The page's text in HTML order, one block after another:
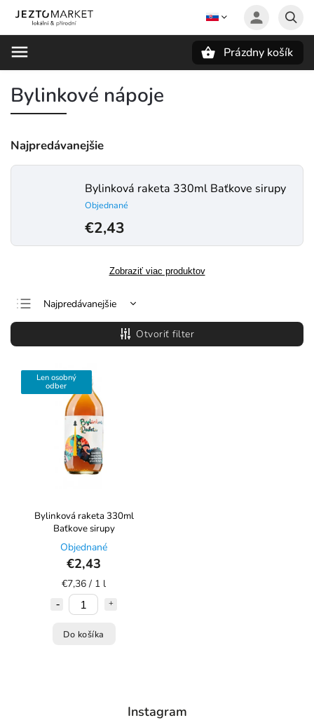
Prázdny košík
Bylinkové nápoje
Najpredávanejšie
Bylinková raketa 330ml Baťkove sirupy
Objednané
€2,43
Zobraziť viac produktov
Najpredávanejšie
Najlacnejšie
Najdrahšie
Abecedne
Otvoriť filter
Len osobný
odber
Bylinková raketa 330ml
Baťkove sirupy
Objednané
€2,43
€7,36 / 1 l
Do košíka
Instagram